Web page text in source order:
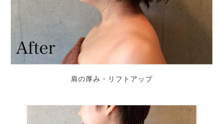
肩の厚み・リフトアップ